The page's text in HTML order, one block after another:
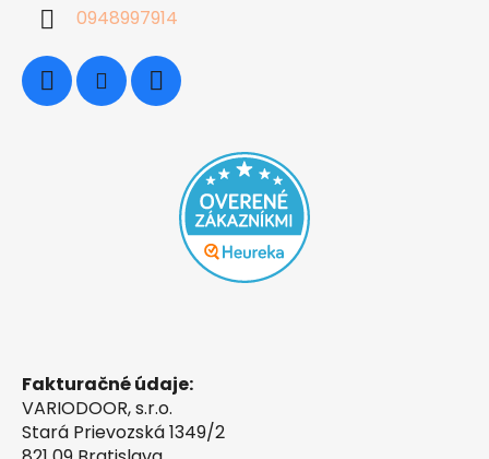
0948997914
Fakturačné údaje:
VARIODOOR, s.r.o.
Stará Prievozská 1349/2